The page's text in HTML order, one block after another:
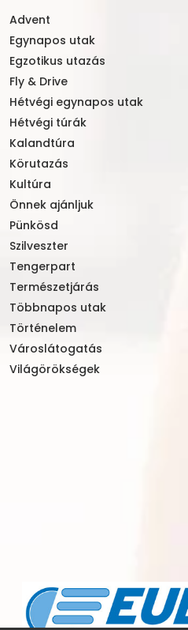
Advent
Egynapos utak
Egzotikus utazás
Fly & Drive
Hétvégi egynapos utak
Hétvégi túrák
Kalandtúra
Körutazás
Kultúra
Önnek ajánljuk
Pünkösd
Szilveszter
Tengerpart
Természetjárás
Többnapos utak
Történelem
Városlátogatás
Világörökségek